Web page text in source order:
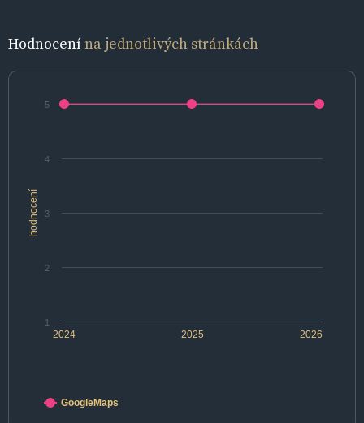
Hodnocenína jednotlivých stránkách
hodnocení
2024 2025 2026
1
2
3
4
5
GoogleMaps